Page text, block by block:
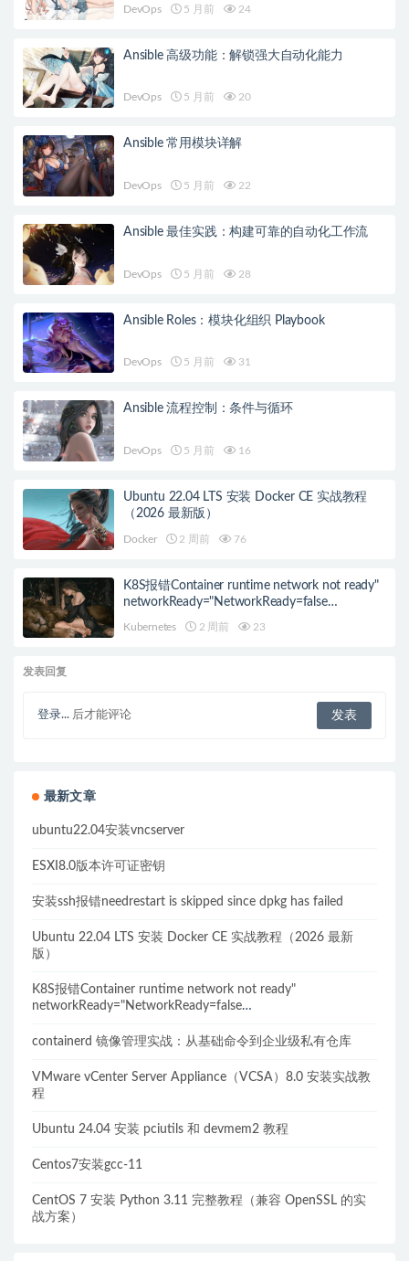
DevOps 5 月前 24
Ansible 高级功能：解锁强大自动化能力
DevOps 5 月前 20
Ansible 常用模块详解
DevOps 5 月前 22
Ansible 最佳实践：构建可靠的自动化工作流
DevOps 5 月前 28
Ansible Roles：模块化组织 Playbook
DevOps 5 月前 31
Ansible 流程控制：条件与循环
DevOps 5 月前 16
Ubuntu 22.04 LTS 安装 Docker CE 实战教程
（2026 最新版）
Docker 2 周前 76
K8S报错Container runtime network not ready"
networkReady="NetworkReady=false
Kubernetes 2 周前 23
发表回复
登录... 后才能评论
最新文章
ubuntu22.04安装vncserver
ESXI8.0版本许可证密钥
安装ssh报错needrestart is skipped since dpkg has failed
Ubuntu 22.04 LTS 安装 Docker CE 实战教程（2026 最新
版）
K8S报错Container runtime network not ready"
networkReady="NetworkReady=false
containerd 镜像管理实战：从基础命令到企业级私有仓库
VMware vCenter Server Appliance（VCSA）8.0 安装实战教
程
Ubuntu 24.04 安装 pciutils 和 devmem2 教程
Centos7安装gcc-11
CentOS 7 安装 Python 3.11 完整教程（兼容 OpenSSL 的实
战方案）